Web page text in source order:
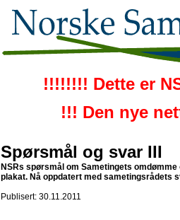
!!!!!!!! Dette er
!!! Den nye
Spørsmål og svar III
NSRs spørsmål om Sametingets
plakat. Nå oppdatert med sametingsrådets
Publisert: 30.11.2011